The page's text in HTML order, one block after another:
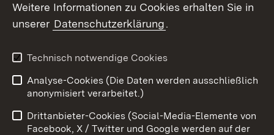
X / Twitter
Youtube
Impressum
Kontakt
Barrierefreiheit
Datenschutz
Weitere Informationen zu Cookies erhalten Sie in
unserer Datenschutzerklärung.
Technisch notwendige Cookies
Analyse-Cookies (Die Daten werden ausschließlich
anonymisiert verarbeitet.)
Drittanbieter-Cookies (Social-Media-Elemente von
Facebook, X / Twitter und Google werden auf der